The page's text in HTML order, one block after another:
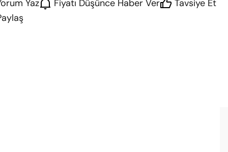
Yaz Fiyatı Düşünce Haber Ver
Tavsiye Et